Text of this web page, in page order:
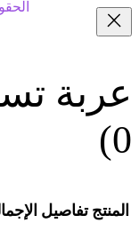
محفوظة | 2024